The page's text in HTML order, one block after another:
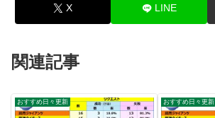
X LINE
関連記事
おすすめ日々更新 おすすめ日々更新